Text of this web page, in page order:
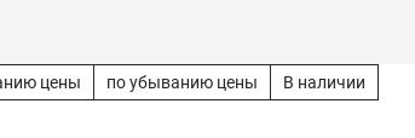
цены по убыванию цены В наличии